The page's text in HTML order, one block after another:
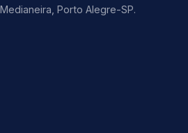
Porto Alegre-SP.